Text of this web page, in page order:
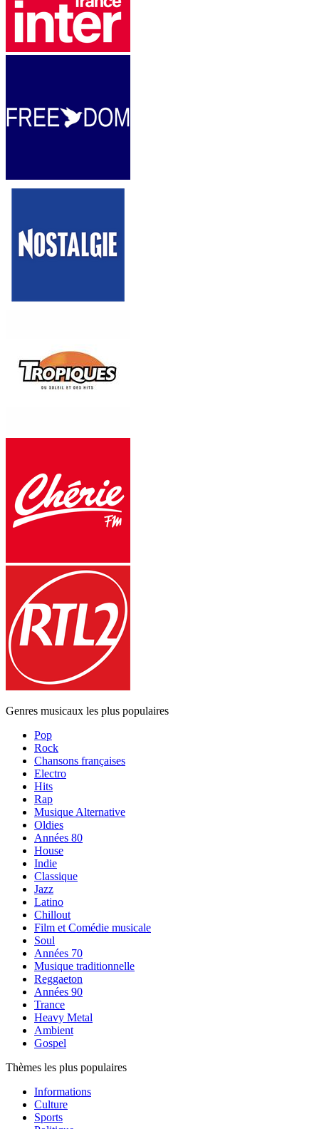
Genres musicaux les plus populaires
Pop
Rock
Chansons françaises
Electro
Hits
Rap
Musique Alternative
Oldies
Années 80
House
Indie
Classique
Jazz
Latino
Chillout
Film et Comédie musicale
Soul
Années 70
Musique traditionnelle
Reggaeton
Années 90
Trance
Heavy Metal
Ambient
Gospel
Thèmes les plus populaires
Informations
Culture
Sports